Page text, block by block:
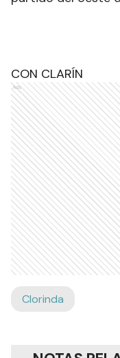
CON CLARÍN
Ads
Clorinda